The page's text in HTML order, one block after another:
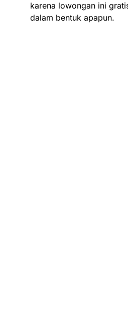
karena lowongan ini
dalam bentuk apapun.